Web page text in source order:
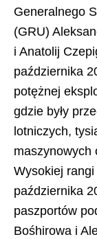
Generalnego
(GRU)
i Anatolij
października
potężnej
gdzie były
lotniczych,
maszynowych
Wysokiej
października
paszportów
Bośhirowa i